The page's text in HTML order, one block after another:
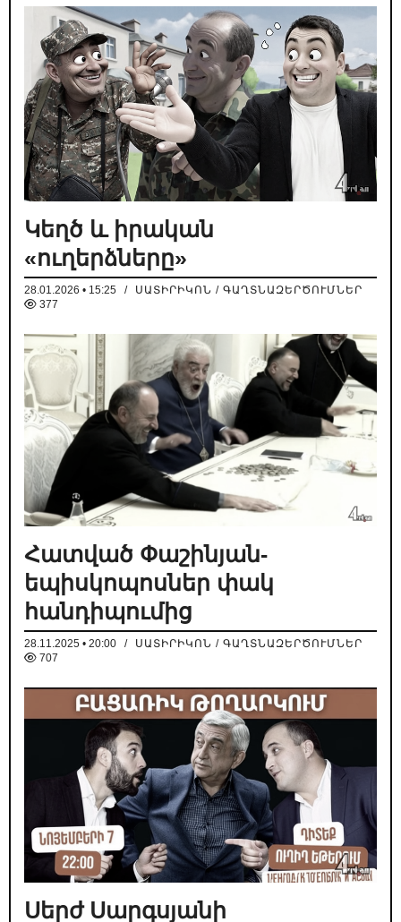
Կեղծ և իրական
«ուղերձները»
28.01.2026 • 15:25 /
ՍԱՏԻՐԻԿՈՆ / ԳԱՂՏՆԱԶԵՐԾՈՒՄՆԵՐ
377
Հատված Փաշինյան-
եպիսկոպոսներ փակ
հանդիպումից
28.11.2025 • 20:00 /
ՍԱՏԻՐԻԿՈՆ / ԳԱՂՏՆԱԶԵՐԾՈՒՄՆԵՐ
707
Սերժ Սարգսյանի